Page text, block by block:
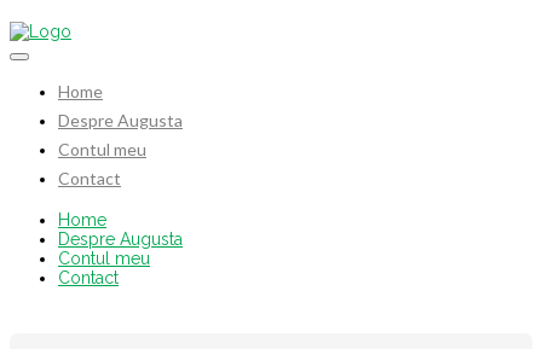
Home
Despre Augusta
Contul meu
Contact
Home
Despre Augusta
Contul meu
Contact